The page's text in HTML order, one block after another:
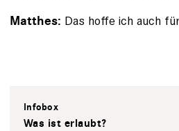
Matthes: Das hoffe ich auch
Infobox
Was ist erlaubt?